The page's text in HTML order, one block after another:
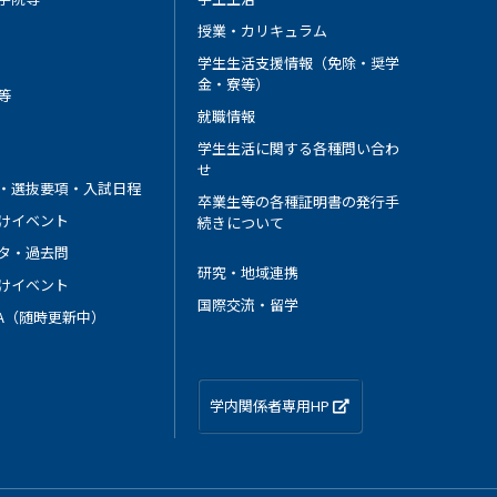
選抜要項・入試日程
イベント
・過去問
イベント
随時更新中）
授業・カリキュラム
学生生活支援情報（免除・奨学
金・寮等）
就職情報
学生生活に関する各種問い合わ
せ
卒業生等の各種証明書の発行手
続きについて
研究・地域連携
国際交流・留学
学内関係者専用HP